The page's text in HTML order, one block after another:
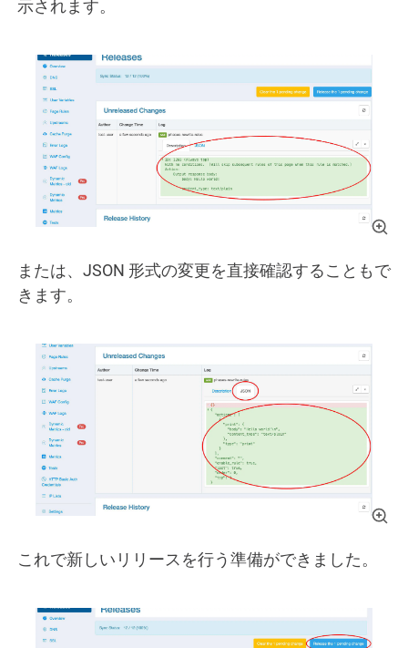
示されます。
または、JSON 形式の変更を直接確認することもで
きます。
これで新しいリリースを行う準備ができました。